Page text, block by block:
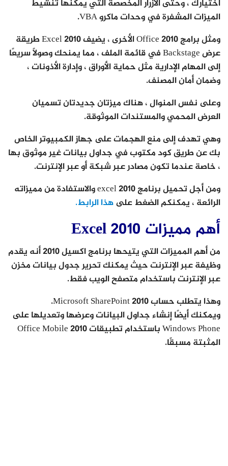
اختيارك ، وحتى الأزرار المخصصة التي يمكنها تنشيط
الميزات المشفرة في وحدات ماكرو VBA.
ومثل برامج Office 2010 الأخرى ، يضيف Excel 2010 طريقة
عرض Backstage في قائمة الملف ، مما يمنحك وصولاً سريعًا
إلى المهام الإدارية مثل حماية الأوراق ، وإدارة الأذونات ،
وضمان أمان المصنف.
وعلى نفس المنوال ، هناك ميزتان جديدتان تسميان
العرض المحمي والمستندات الموثوقة.
وهي تهدف إلى منع الهجمات على جهاز الكمبيوتر الخاص
بك عن طريق كود مكتوب في جداول بيانات غير موثوق بها
، خاصة عندما تكون مصادر عبر شبكة أو عبر الإنترنت.
ومن أجل تحميل برنامج excel 2010 والاستفادة من مميزاته
الرائعة ، يمكنكم الضغط علىهذا الرابط.
أهم مميزات Excel 2010
من أهم المميزات التي يتيحها برنامج اكسيل 2010 أنه يقدم
وظيفة عبر الإنترنت حيث يمكنك تحرير جدول بيانات مخزن
عبر الإنترنت باستخدام متصفح الويب فقط.
وهذا يتطلب حساب Microsoft SharePoint 2010.
ويمكنك أيضًا إنشاء جداول البيانات وعرضها وتعديلها على
Windows Phone باستخدام تطبيقات Office Mobile 2010
المثبتة مسبقًا.